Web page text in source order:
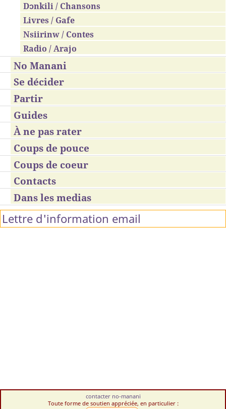
Dɔnkili / Chansons
Livres / Gafe
Nsiirinw / Contes
Radio / Arajo
No Manani
Se décider
Partir
Guides
À ne pas rater
Coups de pouce
Coups de coeur
Contacts
Dans les medias
Lettre d'information email
contacter no-manani
Toute forme de soutien appréciée, en particulier :